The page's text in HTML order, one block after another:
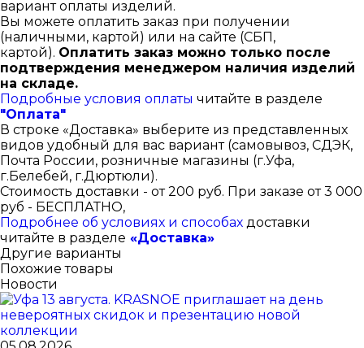
вариант оплаты изделий.
Вы можете оплатить заказ при получении
(наличными, картой) или на сайте (СБП,
картой). Оплатить заказ можно только после
подтверждения менеджером наличия изделий
на складе.
Подробные условия оплаты читайте в разделе
"Оплата"
В строке «Доставка» выберите из представленных
видов удобный для вас вариант (самовывоз, СДЭК,
Почта России, розничные магазины (г.Уфа,
г.Белебей, г.Дюртюли).
Стоимость доставки - от 200 руб. При заказе от 3 000
руб - БЕСПЛАТНО,
Подробнее об условиях и способах доставки
читайте в разделе «Доставка»
Другие варианты
Похожие товары
Новости